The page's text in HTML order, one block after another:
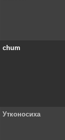
chum
Утконосиха